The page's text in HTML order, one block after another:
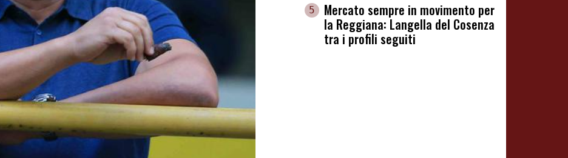
5
Mercato sempre in movimento per
la Reggiana: Langella del Cosenza
tra i profili seguiti